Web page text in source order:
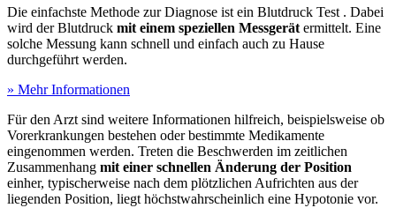
Die einfachste Methode zur Diagnose ist ein Blutdruck Test . Dabei
wird der Blutdruck mit einem speziellen Messgerät ermittelt. Eine
solche Messung kann schnell und einfach auch zu Hause
durchgeführt werden.
» Mehr Informationen
Für den Arzt sind weitere Informationen hilfreich, beispielsweise ob
Vorerkrankungen bestehen oder bestimmte Medikamente
eingenommen werden. Treten die Beschwerden im zeitlichen
Zusammenhang mit einer schnellen Änderung der Position
einher, typischerweise nach dem plötzlichen Aufrichten aus der
liegenden Position, liegt höchstwahrscheinlich eine Hypotonie vor.